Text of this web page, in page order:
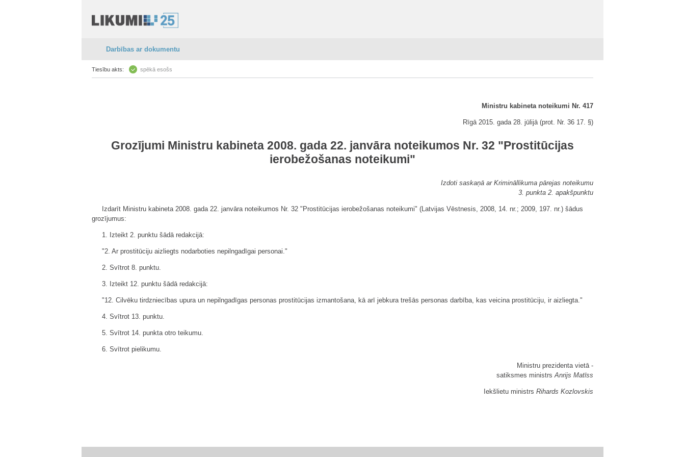
Darbības ar dokumentu
Tiesību akts: spēkā esošs
Ministru kabineta noteikumi Nr. 417
Rīgā 2015. gada 28. jūlijā (prot. Nr. 36 17. §)
Grozījumi Ministru kabineta 2008. gada 22. janvāra noteikumos Nr. 32 "Prostitūcijas
ierobežošanas noteikumi"
Izdoti saskaņā ar Krimināllikuma pārejas noteikumu
3. punkta 2. apakšpunktu
Izdarīt Ministru kabineta 2008. gada 22. janvāra noteikumos Nr. 32 "Prostitūcijas ierobežošanas noteikumi" (Latvijas Vēstnesis, 2008, 14. nr.; 2009, 197. nr.) šādus
grozījumus:
1. Izteikt 2. punktu šādā redakcijā:
"2. Ar prostitūciju aizliegts nodarboties nepilngadīgai personai."
2. Svītrot 8. punktu.
3. Izteikt 12. punktu šādā redakcijā:
"12. Cilvēku tirdzniecības upura un nepilngadīgas personas prostitūcijas izmantošana, kā arī jebkura trešās personas darbība, kas veicina prostitūciju, ir aizliegta."
4. Svītrot 13. punktu.
5. Svītrot 14. punkta otro teikumu.
6. Svītrot pielikumu.
Ministru prezidenta vietā -
satiksmes ministrsAnrijs Matīss
Iekšlietu ministrs Rihards Kozlovskis